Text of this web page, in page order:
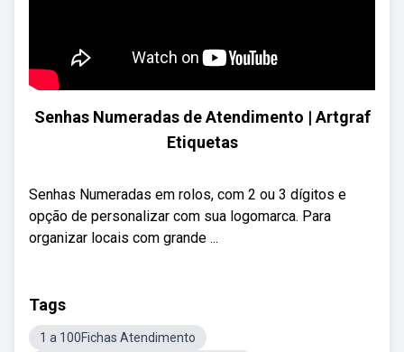
Senhas Numeradas de Atendimento | Artgraf
Etiquetas
Senhas Numeradas em rolos, com 2 ou 3 dígitos e
opção de personalizar com sua logomarca. Para
organizar locais com grande ...
Tags
1 a 100Fichas Atendimento